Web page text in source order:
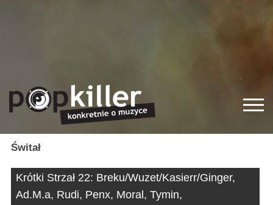
Świtał
Krótki Strzał 22: Breku/Wuzet/Kasierr/Ginger,
Ad.M.a, Rudi, Penx, Moral, Tymin,